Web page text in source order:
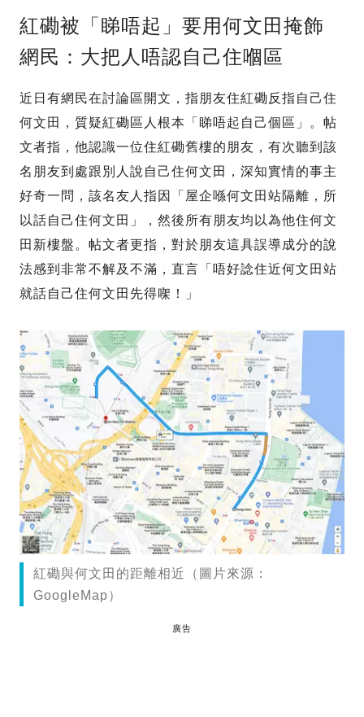
紅磡被「睇唔起」要用何文田掩飾
網民：大把人唔認自己住嗰區
近日有網民在討論區開文，指朋友住紅磡反指自己住
何文田，質疑紅磡區人根本「睇唔起自己個區」。帖
文者指，他認識一位住紅磡舊樓的朋友，有次聽到該
名朋友到處跟別人說自己住何文田，深知實情的事主
好奇一問，該名友人指因「屋企喺何文田站隔離，所
以話自己住何文田」，然後所有朋友均以為他住何文
田新樓盤。帖文者更指，對於朋友這具誤導成分的說
法感到非常不解及不滿，直言「唔好諗住近何文田站
就話自己住何文田先得㗎！」
紅磡與何文田的距離相近（圖片來源：
GoogleMap）
廣告